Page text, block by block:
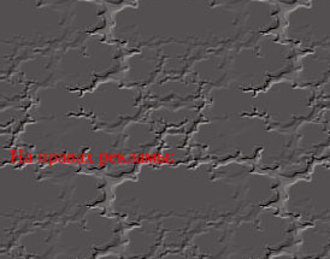
На правах рекламы: